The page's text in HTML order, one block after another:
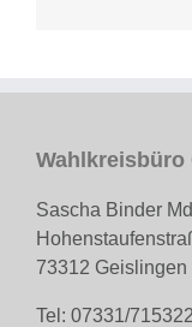
Wahlkreisbüro
Sascha Binder
73312 Geislingen
Tel: 07331/